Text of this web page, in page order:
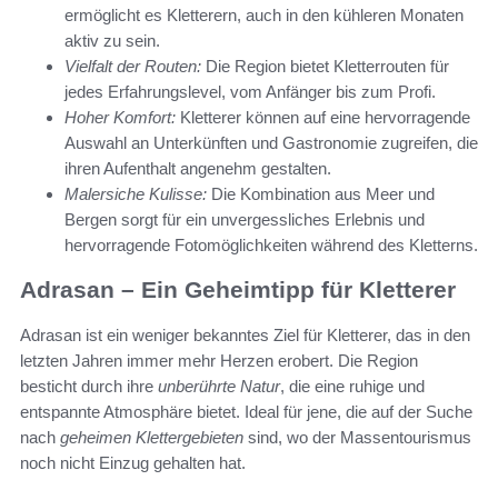
ermöglicht es Kletterern, auch in den kühleren Monaten
aktiv zu sein.
Vielfalt der Routen: Die Region bietet Kletterrouten für
jedes Erfahrungslevel, vom Anfänger bis zum Profi.
Hoher Komfort: Kletterer können auf eine hervorragende
Auswahl an Unterkünften und Gastronomie zugreifen, die
ihren Aufenthalt angenehm gestalten.
Malersiche Kulisse: Die Kombination aus Meer und
Bergen sorgt für ein unvergessliches Erlebnis und
hervorragende Fotomöglichkeiten während des Kletterns.
Adrasan – Ein Geheimtipp für Kletterer
Adrasan ist ein weniger bekanntes Ziel für Kletterer, das in den
letzten Jahren immer mehr Herzen erobert. Die Region
besticht durch ihre unberührte Natur, die eine ruhige und
entspannte Atmosphäre bietet. Ideal für jene, die auf der Suche
nach geheimen Klettergebieten sind, wo der Massentourismus
noch nicht Einzug gehalten hat.